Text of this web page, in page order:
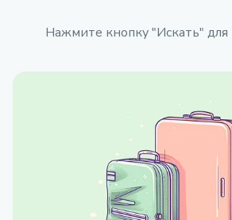
Нажмите кнопку "Искать" для